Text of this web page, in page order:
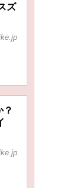
ズ
？